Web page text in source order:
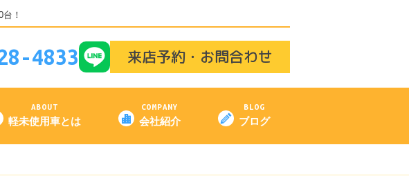
！
4833 来店予約・お問合わせ
ABOUT
軽未使用車とは
COMPANY
会社紹介
BLOG
ブログ